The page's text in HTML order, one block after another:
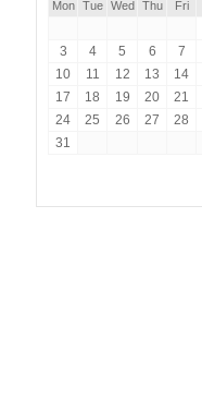
Mon Tue Wed Thu Fri
3
4 5 6 7
10
11 12 13 14
17
18 19 20 21
24
25 26 27 28
31